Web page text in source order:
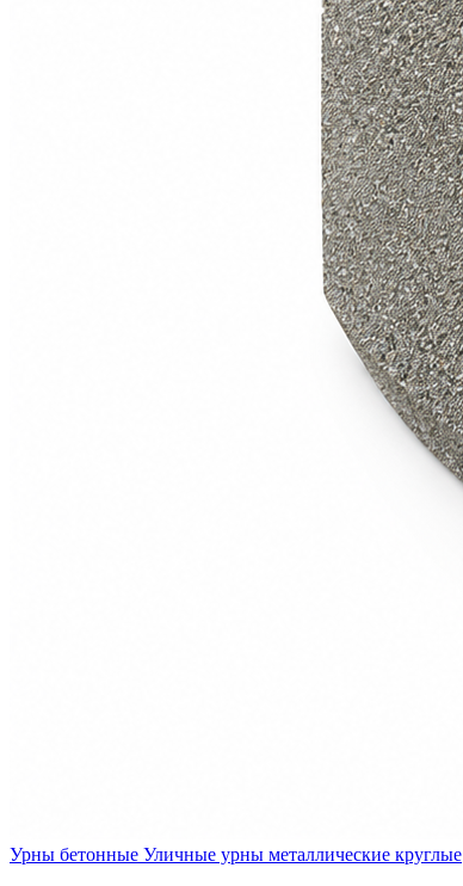
Урны бетонные Уличные урны металлические круглые